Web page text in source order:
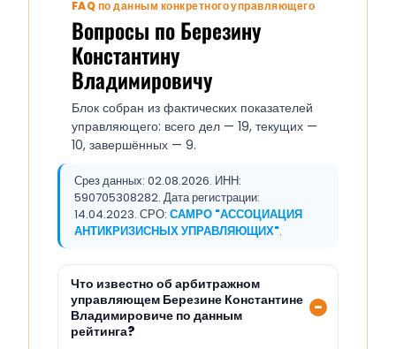
FAQ по данным конкретного управляющего
Вопросы по Березину
Константину
Владимировичу
Блок собран из фактических показателей
управляющего: всего дел — 19, текущих —
10, завершённых — 9.
Срез данных: 02.08.2026. ИНН:
590705308282. Дата регистрации:
14.04.2023. СРО: САМРО "АССОЦИАЦИЯ
АНТИКРИЗИСНЫХ УПРАВЛЯЮЩИХ".
Что известно об арбитражном
управляющем Березине Константине
Владимировиче по данным
рейтинга?